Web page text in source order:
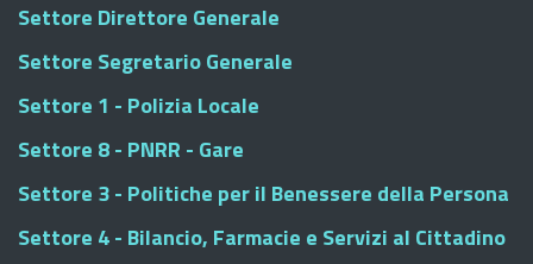
Settore Direttore Generale
Settore Segretario Generale
Settore 1 - Polizia Locale
Settore 8 - PNRR - Gare
Settore 3 - Politiche per il Benessere della Persona
Settore 4 - Bilancio, Farmacie e Servizi al Cittadino